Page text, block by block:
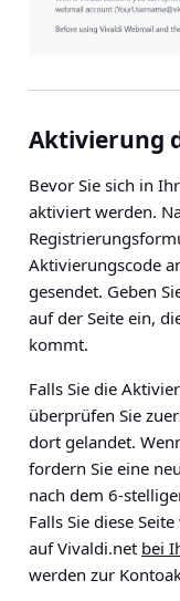
Aktivierung
Bevor Sie sich in
aktiviert werden.
Aktivierungscode
gesendet. Geben
auf der Seite ein,
kommt.
Falls Sie die
überprüfen Sie
dort gelandet.
fordern Sie eine
nach dem 6-
Falls Sie diese
auf Vivaldi.net bei
werden zur